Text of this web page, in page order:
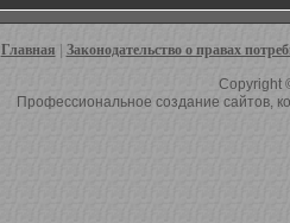
Главная Законодательство о правах
Copyright
Профессиональное создание сайтов,